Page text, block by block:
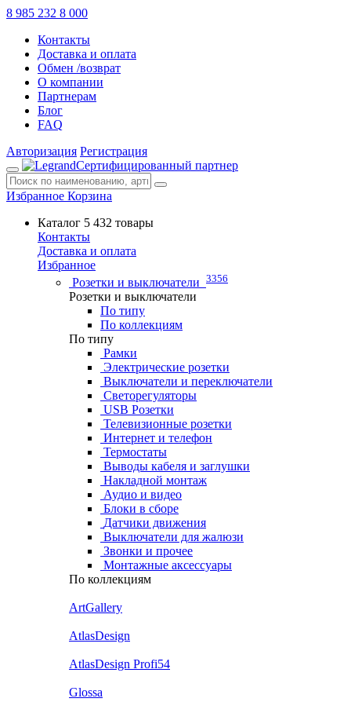
8 985 232 8 000
Контакты
Доставка и оплата
Обмен /возврат
О компании
Партнерам
Блог
FAQ
Авторизация Регистрация
Сертифицированный партнер
Избранное Корзина
Каталог 5 432 товары
Контакты
Доставка и оплата
Избранное
Розетки и выключатели 3356
Розетки и выключатели
По типу
По коллекциям
По типу
Рамки
Электрические розетки
Выключатели и переключатели
Светорегуляторы
USB Розетки
Телевизионные розетки
Интернет и телефон
Термостаты
Выводы кабеля и заглушки
Накладной монтаж
Аудио и видео
Блоки в сборе
Датчики движения
Выключатели для жалюзи
Звонки и прочее
Монтажные аксессуары
По коллекциям
ArtGallery
AtlasDesign
AtlasDesign Profi54
Glossa